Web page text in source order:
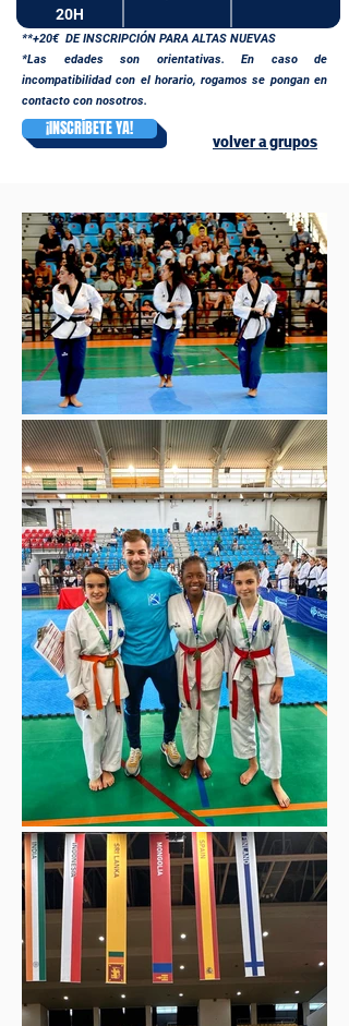
20H
**+20€ DE INSCRIPCIÓN PARA ALTAS NUEVAS
*Las edades son orientativas. En caso de
incompatibilidad con el horario, rogamos se pongan en
contacto con nosotros.
¡INSCRÍBETE YA!
volver a grupos